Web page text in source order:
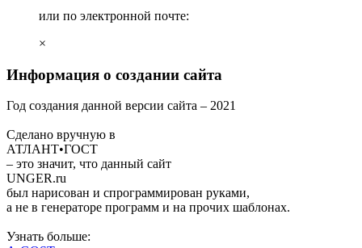
или по электронной почте:
×
Информация о создании сайта
Год создания данной версии сайта – 2021
Сделано вручную в
АТЛАНТ•ГОСТ
– это значит, что данный сайт
UNGER.ru
был нарисован и спрограммирован руками,
а не в генераторе программ и на прочих шаблонах.
Узнать больше: